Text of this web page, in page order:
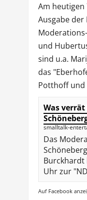
Am heutigen
Ausgabe der
und
sind u.a.
das
Potthoff und
Was
smalltalk-
Das
Burckhardt
Uhr zur
Auf Facebook